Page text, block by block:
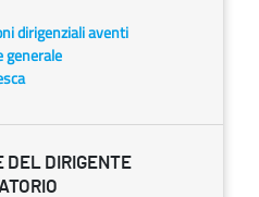
dirigenziali aventi
generale
DEL DIRIGENTE